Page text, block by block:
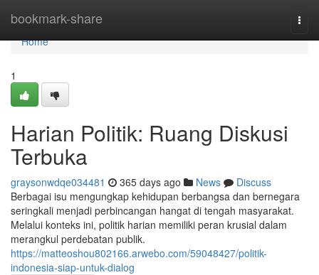
bookmark-share
Home
Home
1
Harian Politik: Ruang Diskusi
Terbuka
graysonwdqe034481 365 days ago News
Discuss
Berbagai isu mengungkap kehidupan berbangsa dan bernegara
seringkali menjadi perbincangan hangat di tengah masyarakat.
Melalui konteks ini, politik harian memiliki peran krusial dalam
merangkul perdebatan publik.
https://matteoshou802166.arwebo.com/59048427/politik-
indonesia-siap-untuk-dialog